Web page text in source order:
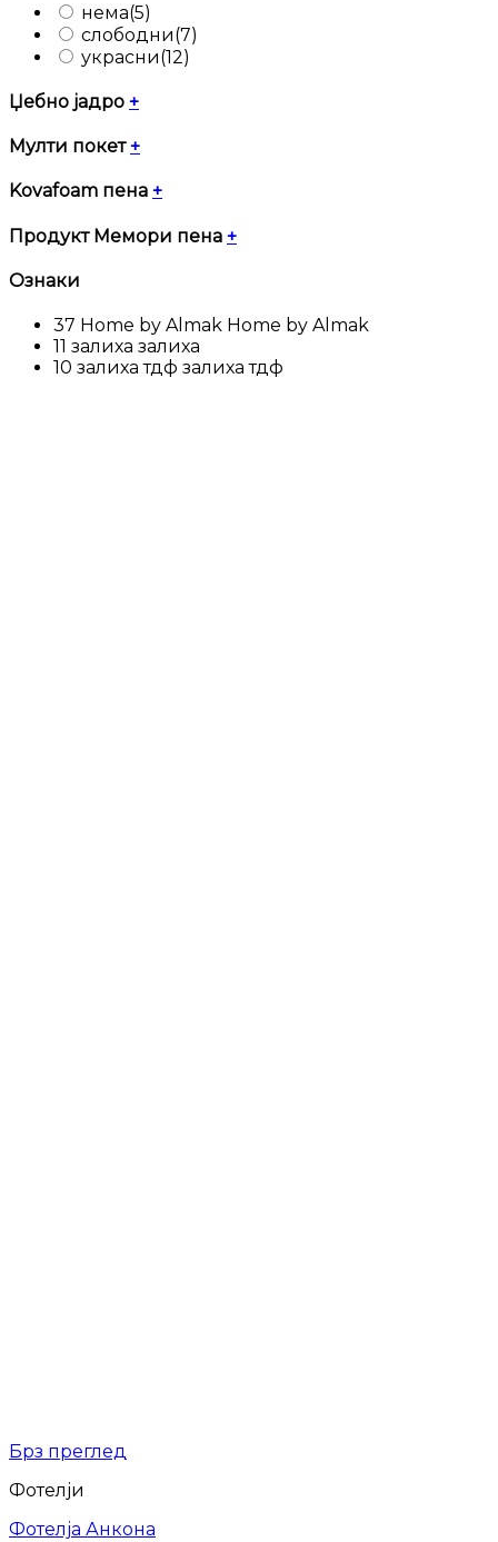
нема(5)
слободни(7)
украсни(12)
Џебно јадро +
Мулти покет+
Kovafoam пена +
Продукт Мемори пена +
Ознаки
37 Home by Almak Home by Almak
11 залиха залиха
10 залиха тдф залиха тдф
Брз преглед
Фотелји
Фотелја Анкона